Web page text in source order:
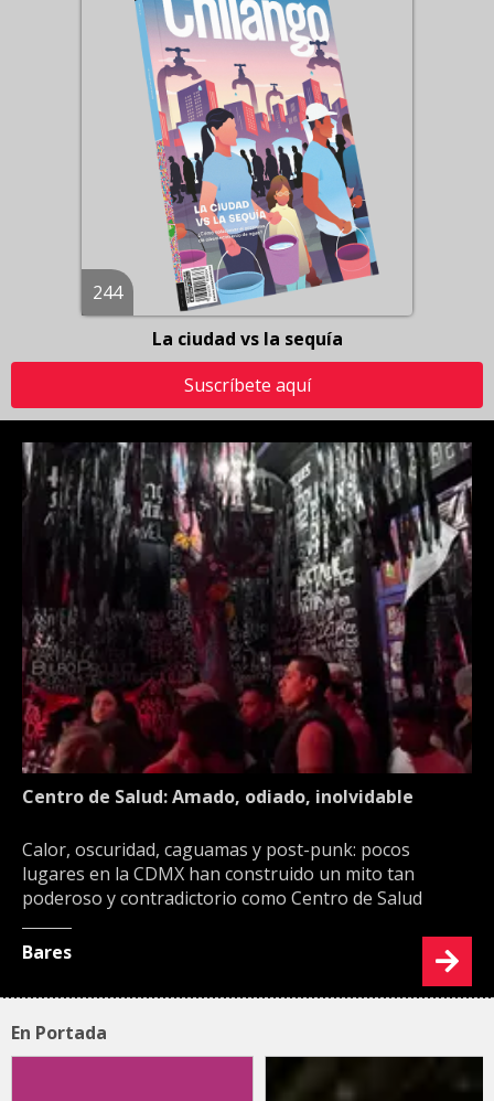
244
La ciudad vs la sequía
Suscríbete aquí
Centro de Salud: Amado, odiado, inolvidable
Calor, oscuridad, caguamas y post-punk: pocos
lugares en la CDMX han construido un mito tan
poderoso y contradictorio como Centro de Salud
Bares
En Portada